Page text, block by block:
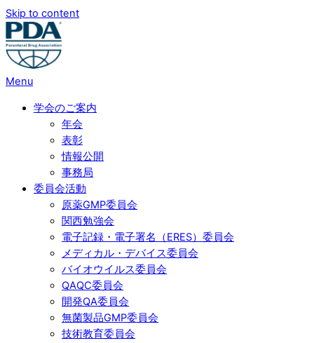
Skip to content
Menu
学会のご案内
年会
表彰
情報公開
事務局
委員会活動
原薬GMP委員会
関西勉強会
電子記録・電子署名（ERES）委員会
メディカル・デバイス委員会
バイオウイルス委員会
QAQC委員会
開発QA委員会
無菌製品GMP委員会
技術教育委員会